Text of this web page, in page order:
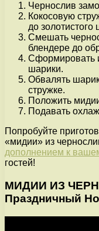
Чернослив
Кокосовую
до золотистого
Смешать
блендере до
Сформировать
шарики.
Обвалять
стружке.
Положить
Подавать
Попробуйте
«мидии» из
дополнением к
гостей!
МИДИИ ИЗ
Праздничный